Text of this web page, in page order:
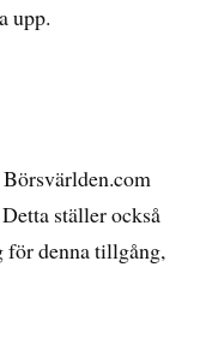
upp.
ställer också
denna tillgång,